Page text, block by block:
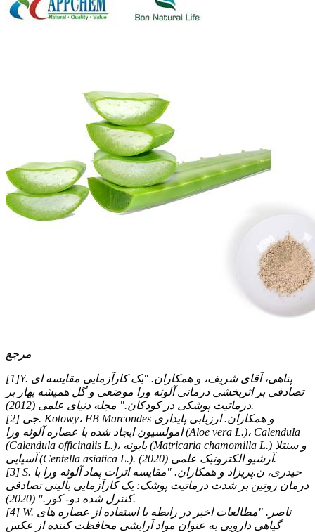
مرجع
[1]Y. پناهی، آقای شریف، و همکاران. "یک کارآزمایی مقایسه ای
تصادفی بر اثربخشی درمانی آلوئه ورا موضعی و گل همیشه بهار بر
درماتیت پوشکی در کودکان." مجله دنیای علمی (2012).
[2] جی. Kotowy، FB Marcondes و همکاران. ارزیابی پایداری
امولسیون ایجاد شده با عصاره آلوئه ورا (Aloe vera L.)، Calendula
(Calendula officinalis L.)، بابونه (Matricaria chamomilla L.) و سنتلا
آسیایی (Centella asiatica L.). آرشیو الکترونیک علمی (2020).
[3] S. حیدری، ن.پریزاد و همکاران. "مقایسه اثرات پماد آلوئه ورا با
درمان روتین بر شدت درماتیت پوشک: یک کارآزمایی بالینی تصادفی
کنترل شده دو- کور." (2020).
[4] W. ناصر. "مطالعات اخیر در رابطه با استفاده از عصاره های
گیاهی دارویی به عنوان مواد آرایشی محافظت کننده از عکس